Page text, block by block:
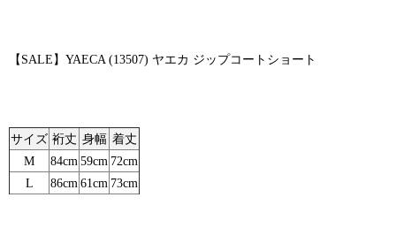
【SALE】YAECA (13507) ヤエカ ジップコートショート
サイズ 裄丈 身幅 着丈
M
84cm59cm 72cm
L
86cm61cm 73cm